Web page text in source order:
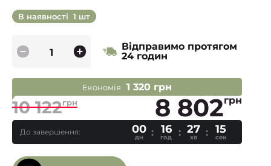
В наявності 1 шт
Відправимо протягом
24 годин
Економія 1 320 грн
10 122грн 8 802грн
До завершення: 00
дн
16
год
27
хв
14
сек